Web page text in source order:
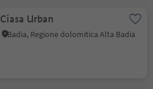
Ciasa Urban
Badia, Regione dolomitica Alta Badia